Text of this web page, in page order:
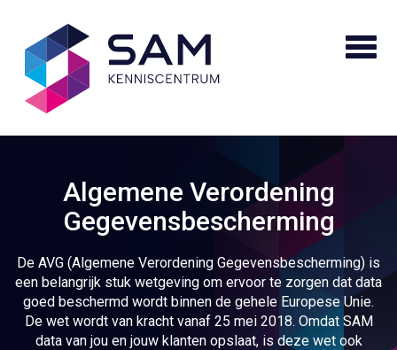
Algemene Verordening
Gegevensbescherming
De AVG (Algemene Verordening Gegevensbescherming) is
een belangrijk stuk wetgeving om ervoor te zorgen dat data
goed beschermd wordt binnen de gehele Europese Unie.
De wet wordt van kracht vanaf 25 mei 2018. Omdat SAM
data van jou en jouw klanten opslaat, is deze wet ook